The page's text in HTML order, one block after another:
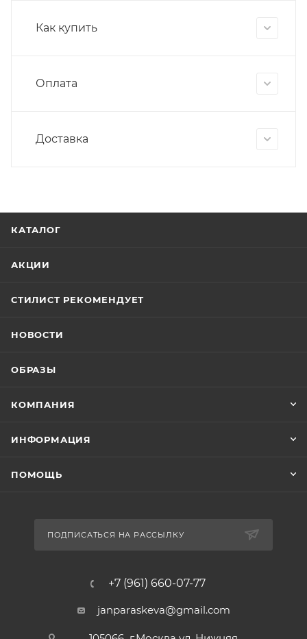
Как купить
Оплата
Доставка
КАТАЛОГ
АКЦИИ
СТИЛИСТ РЕКОМЕНДУЕТ
НОВОСТИ
ОБРАЗЫ
КОМПАНИЯ
ИНФОРМАЦИЯ
ПОМОЩЬ
ПОДПИСАТЬСЯ НА РАССЫЛКУ
+7 (961) 660-07-77
janparaskeva@gmail.com